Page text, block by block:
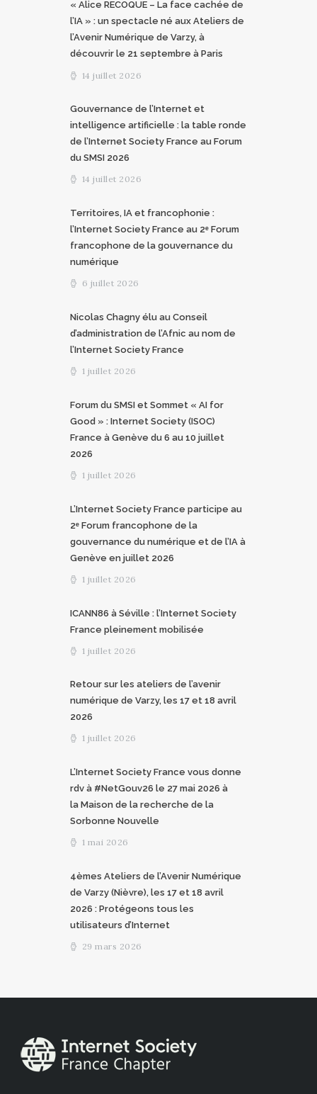
« Alice RECOQUE – La face cachée de
l’IA » : un spectacle né aux Ateliers de
l’Avenir Numérique de Varzy, à
découvrir le 21 septembre à Paris
14 juillet 2026
Gouvernance de l’Internet et
intelligence artificielle : la table ronde
de l’Internet Society France au Forum
du SMSI 2026
14 juillet 2026
Territoires, IA et francophonie :
l’Internet Society France au 2ᵉ Forum
francophone de la gouvernance du
numérique
6 juillet 2026
Nicolas Chagny élu au Conseil
d’administration de l’Afnic au nom de
l’Internet Society France
1 juillet 2026
Forum du SMSI et Sommet « AI for
Good » : Internet Society (ISOC)
France à Genève du 6 au 10 juillet
2026
1 juillet 2026
L’Internet Society France participe au
2ᵉ Forum francophone de la
gouvernance du numérique et de l’IA à
Genève en juillet 2026
1 juillet 2026
ICANN86 à Séville : l’Internet Society
France pleinement mobilisée
1 juillet 2026
Retour sur les ateliers de l’avenir
numérique de Varzy, les 17 et 18 avril
2026
1 juillet 2026
L’Internet Society France vous donne
rdv à #NetGouv26 le 27 mai 2026 à
la Maison de la recherche de la
Sorbonne Nouvelle
1 mai 2026
4èmes Ateliers de l’Avenir Numérique
de Varzy (Nièvre), les 17 et 18 avril
2026 : Protégeons tous les
utilisateurs d’Internet
29 mars 2026